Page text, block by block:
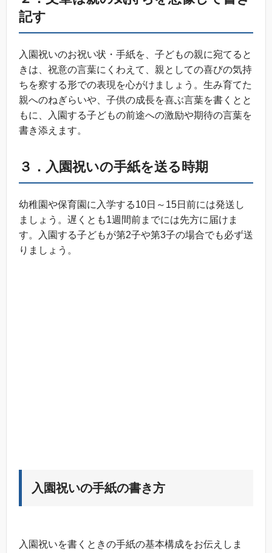
記す
入園祝いのお祝い状・手紙を、子どもの親に宛てると
きは、祝意の言葉にくわえて、親としての喜びの気持
ちを察する形での表現を心がけましょう。生み育てた
親へのねぎらいや、子供の成長を喜ぶ言葉を書くとと
もに、入園する子どもの前途への激励や期待の言葉を
書き添えます。
３．入園祝いの手紙を送る時期
幼稚園や保育園に入学する10日～15日前には発送し
ましょう。遅くとも1週間前までには先方に届けま
す。入園する子どもが第2子や第3子の場合でも必ず送
りましょう。
入園祝いの手紙の書き方
入園祝いを書くときの手紙の基本構成をお伝えしま